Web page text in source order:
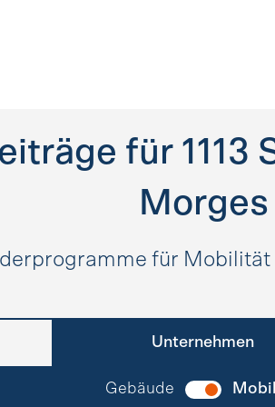
für 1113
Morges
für
Unternehmen
Gebäude